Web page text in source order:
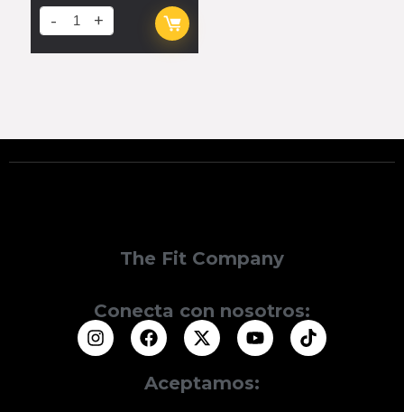
The Fit Company
Conecta con nosotros:
Aceptamos: